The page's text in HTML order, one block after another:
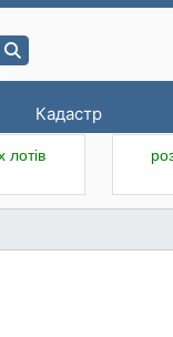
Кадастр
лотів